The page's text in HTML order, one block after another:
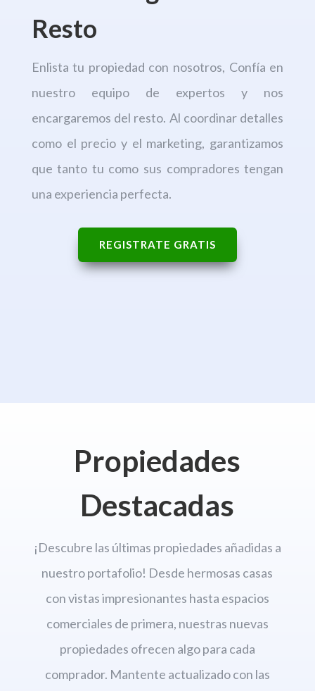
Resto
Enlista tu propiedad con nosotros, Confía en
nuestro equipo de expertos y nos
encargaremos del resto. Al coordinar detalles
como el precio y el marketing, garantizamos
que tanto tu como sus compradores tengan
una experiencia perfecta.
REGISTRATE GRATIS
Propiedades
Destacadas
¡Descubre las últimas propiedades añadidas a
nuestro portafolio! Desde hermosas casas
con vistas impresionantes hasta espacios
comerciales de primera, nuestras nuevas
propiedades ofrecen algo para cada
comprador. Mantente actualizado con las